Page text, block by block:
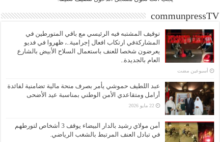
communpressTV
توقيف المشتبه فيه الرئيسي مع باقي المتورطين في
المشاركةفي ارتكاب افعال إجرامية..، ظهروا في فديو
يعرضون شخصا للعنف باستعمال السلاح الأبيض بالشارع
العام بالجديدة..
‏أسبوعين مضت
عبد اللطيف حموشي يأمر بصرف منحة مالية تضامنية لفائدة
أرامل ومتقاعدي الأمن الوطني بمناسبة عيد الأضحى
22 مايو 2026
أمن مولاي رشيد بالدار البيضاء يوقف 3 أشخاص لتورطهم
في تبادل العنف المرتبط بالشغب الرياضي.